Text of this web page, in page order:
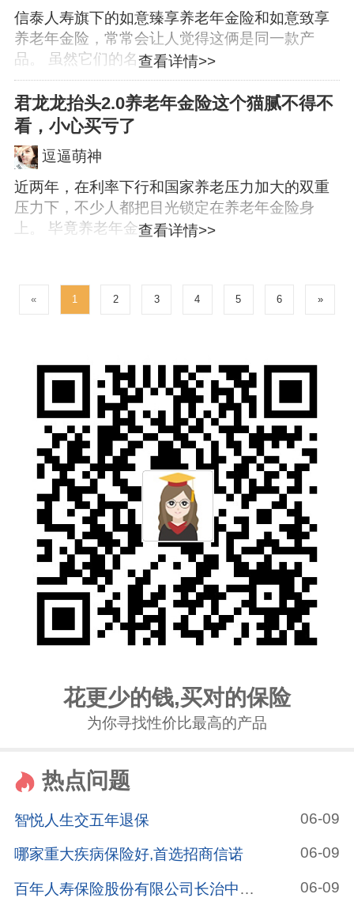
查看详情>>
信泰人寿旗下的如意臻享养老年金险和如意致享
养老年金险，常常会让人觉得这俩是同一款产
品。 虽然它们的名...
君龙龙抬头2.0养老年金险这个猫腻不得不
看，小心买亏了
逗逼萌神
查看详情>>
近两年，在利率下行和国家养老压力加大的双重
压力下，不少人都把目光锁定在养老年金险身
上。 毕竟养老年金...
« 1 2 3 4 5 6 »
花更少的钱,买对的保险
为你寻找性价比最高的产品
热点问题
智悦人生交五年退保 06-09
哪家重大疾病保险好,首选招商信诺 06-09
百年人寿保险股份有限公司长治中心支公司怎么样? 06-09